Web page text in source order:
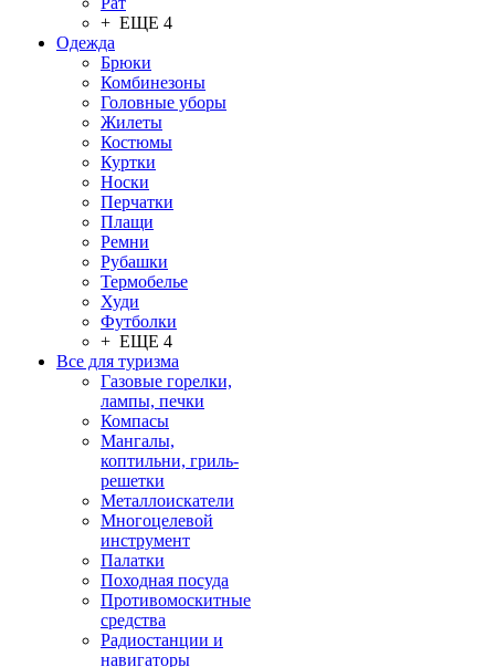
+ ЕЩЕ 4
Одежда
Брюки
Комбинезоны
Головные уборы
Жилеты
Костюмы
Куртки
Носки
Перчатки
Плащи
Ремни
Рубашки
Термобелье
Худи
Футболки
+ ЕЩЕ 4
Все для туризма
Газовые горелки,
лампы, печки
Компасы
Мангалы,
коптильни, гриль-
решетки
Металлоискатели
Многоцелевой
инструмент
Палатки
Походная посуда
Противомоскитные
средства
Радиостанции и
навигаторы